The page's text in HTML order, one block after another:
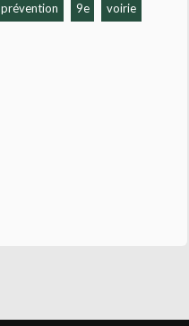
prévention 9e voirie